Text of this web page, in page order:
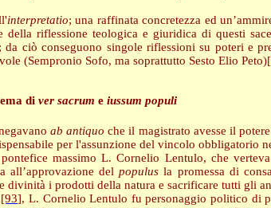
interpretatio; una raffinata concretezza ed
riflessione teologica e giuridica di questi
da ciò conseguono singole riflessioni su poteri e
(Sempronio Sofo, ma soprattutto Sesto Elio Peto)
di ver sacrum e iussum populi
ab antiquo che il magistrato avesse il
per l'assunzione del vincolo obbligatorio
massimo L. Cornelio Lentulo, che
all’approvazione delpopulus la promessa di
i prodotti della natura e sacrificare tutti gli
[93], L. Cornelio Lentulo fu personaggio politico di